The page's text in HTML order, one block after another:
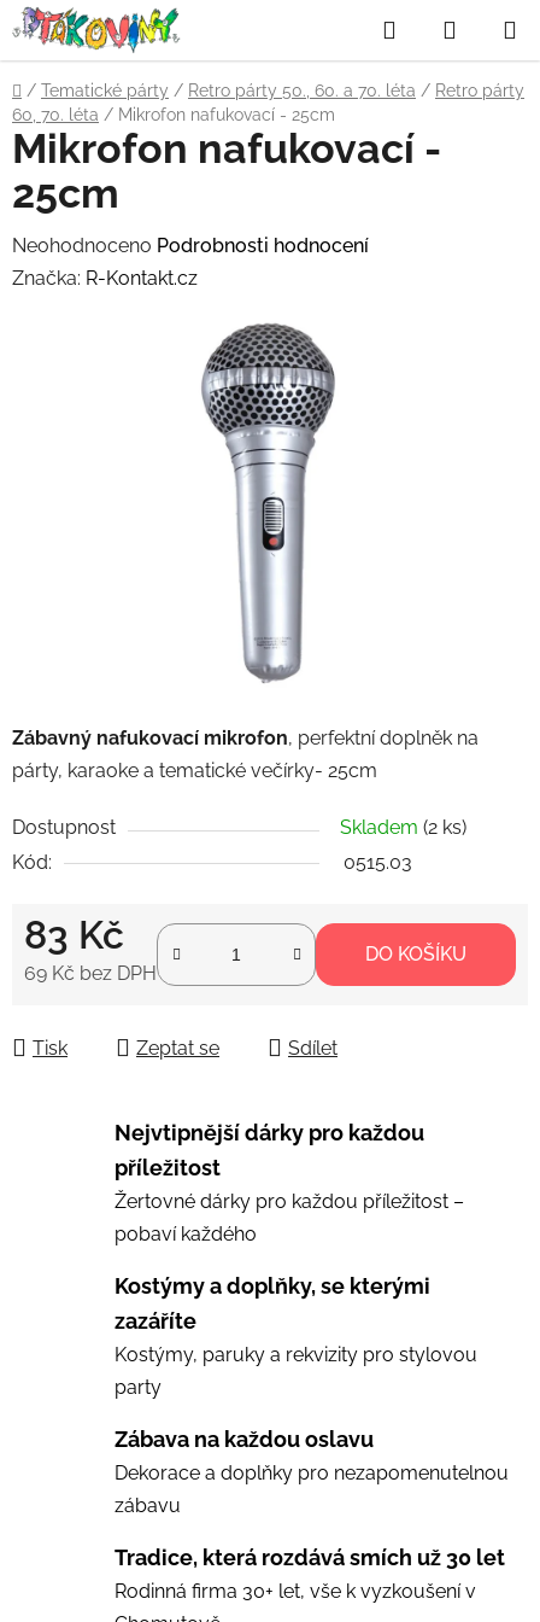
Přejít
na
obsah
Hledat
KOŠÍK
Domů
/ Tematické párty / Retro párty 50., 60. a 70. léta / Retro párty
60, 70. léta / Mikrofon nafukovací - 25cm
Zábavný nafukovací mikrofon, perfektní doplněk na
párty, karaoke a tematické večírky- 25cm
Dostupnost Skladem (2 ks)
Kód:
0515.03
83 Kč
69 Kč bez DPH
DO KOŠÍKU
Tisk Zeptat se Sdílet
Mikrofon nafukovací -
25cm
Průměrné
hodnocení
Neohodnoceno Podrobnosti hodnocení
Značka: R-Kontakt.cz
Nejvtipnější dárky pro každou
příležitost
Žertovné dárky pro každou příležitost –
pobaví každého
Kostýmy a doplňky, se kterými
zazáříte
Kostýmy, paruky a rekvizity pro stylovou
party
Zábava na každou oslavu
Dekorace a doplňky pro nezapomenutelnou
zábavu
Tradice, která rozdává smích už 30 let
Rodinná firma 30+ let, vše k vyzkoušení v